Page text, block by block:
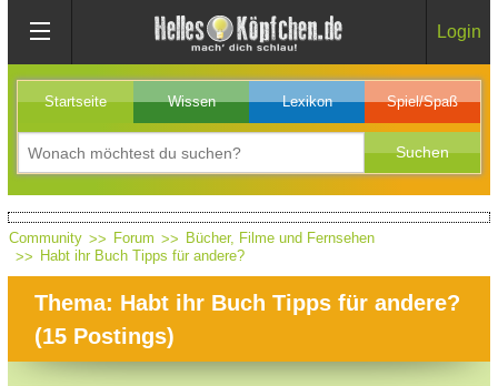
Login
Startseite Wissen Lexikon Spiel/Spaß
Community Forum
Bücher, Filme und Fernsehen
Habt ihr Buch Tipps für andere?
Thema: Habt ihr Buch Tipps für andere?
(15 Postings)